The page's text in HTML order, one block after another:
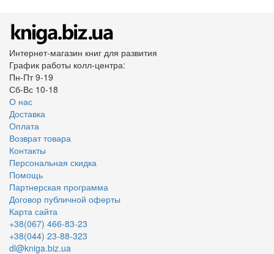
Интернет-магазин книг для развития
График работы колл-центра:
Пн-Пт 9-19
Сб-Вс 10-18
О нас
Доставка
Оплата
Возврат товара
Контакты
Персональная скидка
Помощь
Партнерская программа
Договор публичной оферты
Карта сайта
+38(067) 466-83-23
+38(044) 23-88-323
dl@kniga.biz.ua